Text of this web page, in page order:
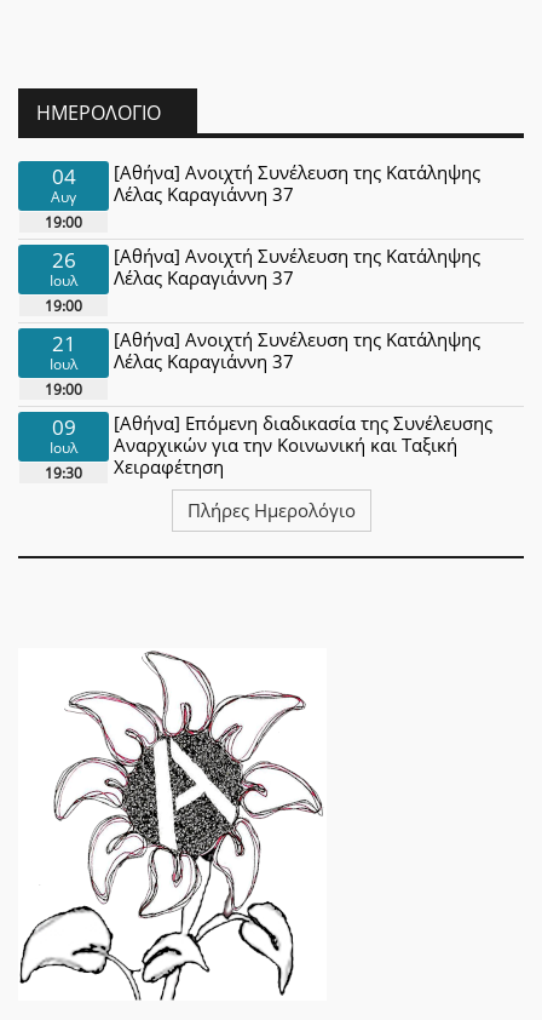
ΗΜΕΡΟΛΌΓΙΟ
04
Αυγ
19:00
[Αθήνα] Ανοιχτή Συνέλευση της Κατάληψης
Λέλας Καραγιάννη 37
26
Ιουλ
19:00
[Αθήνα] Ανοιχτή Συνέλευση της Κατάληψης
Λέλας Καραγιάννη 37
21
Ιουλ
19:00
[Αθήνα] Ανοιχτή Συνέλευση της Κατάληψης
Λέλας Καραγιάννη 37
09
Ιουλ
19:30
[Αθήνα] Επόμενη διαδικασία της Συνέλευσης
Αναρχικών για την Κοινωνική και Ταξική
Χειραφέτηση
Πλήρες Ημερολόγιο